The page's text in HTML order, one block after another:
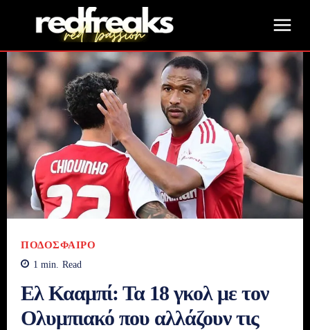
ΠΟΔΌΣΦΑΙΡΟ
1 min. Read
Ελ Κααμπί: Τα 18 γκολ με τον
Ολυμπιακό που αλλάζουν τις